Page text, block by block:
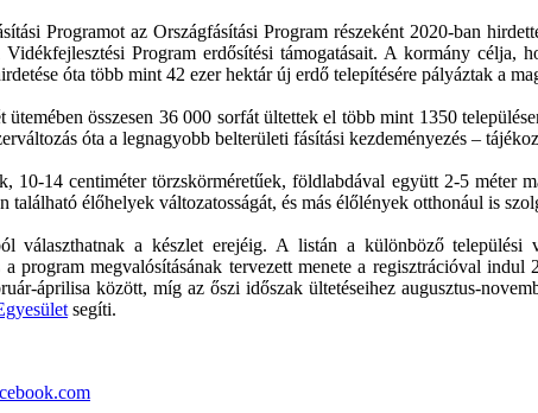
Programot az Országfásítási Program részeként 2020-ban
Program erdősítési támogatásait. A kormány
óta több mint 42 ezer hektár új erdő telepítésére pályáztak a
ütemében összesen 36 000 sorfát ültettek el több mint 1350
óta a legnagyobb belterületi fásítási kezdeményezés –
10-14 centiméter törzskörméretűek, földlabdával együtt 2-5 méter
élőhelyek változatosságát, és más élőlények otthonául is
választhatnak a készlet erejéig. A listán a különböző
program megvalósításának tervezett menete a regisztrációval
áprilisa között, míg az őszi időszak ültetéseihez augusztus-
segíti.